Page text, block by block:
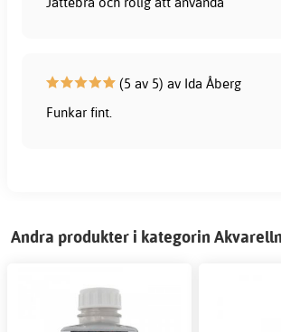
(5 av 5) av Ida Åberg
Funkar fint.
Andra produkter i kategorin